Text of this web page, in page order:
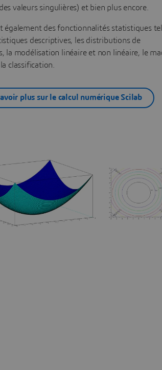
valeurs singulières) et bien plus encore.
également des fonctionnalités statistiques
descriptives, les distributions de
la modélisation linéaire et non linéaire, le
classification.
plus sur le calcul numérique Scilab